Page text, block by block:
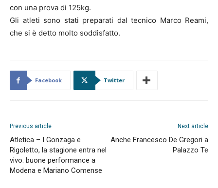
con una prova di 125kg.
Gli atleti sono stati preparati dal tecnico Marco Reami,
che si è detto molto soddisfatto.
Facebook Twitter
Previous article
Atletica – I Gonzaga e
Rigoletto, la stagione entra nel
vivo: buone performance a
Modena e Mariano Comense
Next article
Anche Francesco De Gregori a
Palazzo Te